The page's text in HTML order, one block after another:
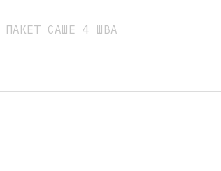
ПАКЕТ САШЕ 4 ШВА